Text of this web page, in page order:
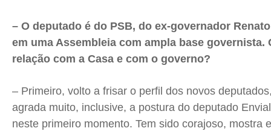
– O deputado é do PSB, do ex-governador
em uma Assembleia com ampla base governista.
relação com a Casa e com o governo?
– Primeiro, volto a frisar o perfil dos novos
agrada muito, inclusive, a postura do deputado
neste primeiro momento. Tem sido corajoso, mostra